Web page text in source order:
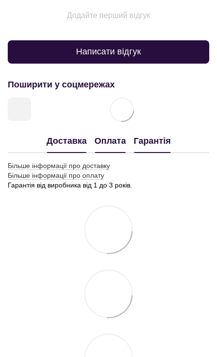
Додайте перший відгук
Написати відгук
Поширити у соцмережах
Доставка Оплата Гарантія
Більше інформації про доставку
Більше інформації про оплату
Гарантія від виробника від 1 до 3 років.